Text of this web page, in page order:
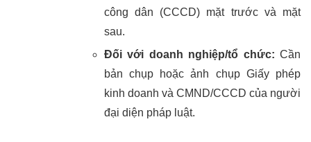
công dân (CCCD) mặt trước và mặt
sau.
Đối với doanh nghiệp/tổ chức: Cần
bản chụp hoặc ảnh chụp Giấy phép
kinh doanh và CMND/CCCD của người
đại diện pháp luật.